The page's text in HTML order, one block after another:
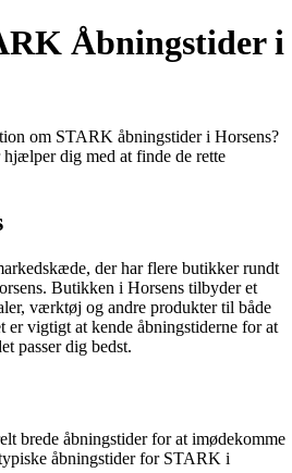
Åbningstider i
om STARK åbningstider i Horsens?
dig med at finde de rette
der har flere butikker rundt
Butikken i Horsens tilbyder et
værktøj og andre produkter til både
er vigtigt at kende åbningstiderne for at
passer dig bedst.
brede åbningstider for at imødekomme
åbningstider for STARK i